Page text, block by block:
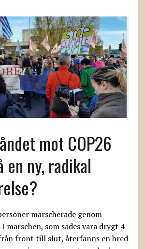
mot COP26
en ny, radikal
marscherade genom
marschen, som sades vara drygt 4
front till slut, återfanns en bred